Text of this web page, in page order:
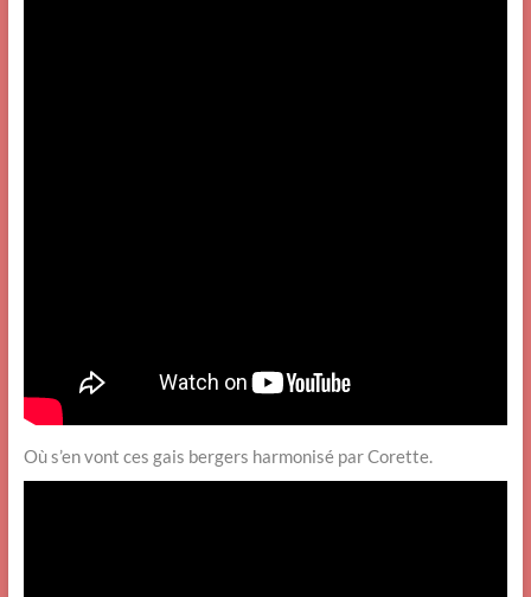
Où s’en vont ces gais bergers harmonisé par Corette.